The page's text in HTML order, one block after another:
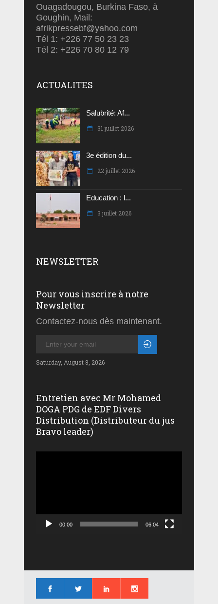
Ouagadougou, Burkina Faso, à
Goughin, Mail:
afrikpressebf@yahoo.com
Tél 1: +226 77 50 23 23
Tél 2: +226 70 80 12 79
ACTUALITES
Salubrité: Af...
31 juillet 2026
3e édition du...
22 juillet 2026
Education : l...
3 juillet 2026
NEWSLETTER
Pour vous inscrire à notre
Newsletter
Contactez-nous dès maintenant.
Saturday, August 8, 2026
Entretien avec Mr Mohamed
DOGA PDG de EDF Divers
Distribution (Distributeur du jus
Bravo leader)
00:00 06:04